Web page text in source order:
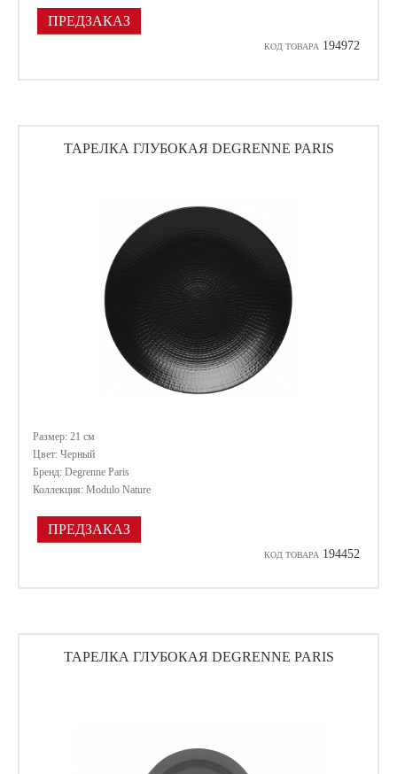
ПРЕДЗАКАЗ
КОД ТОВАРА 194972
ТАРЕЛКА ГЛУБОКАЯ DEGRENNE PARIS
Размер: 21 см
Цвет: Черный
Бренд: Degrenne Paris
Коллекция: Modulo Nature
ПРЕДЗАКАЗ
КОД ТОВАРА 194452
ТАРЕЛКА ГЛУБОКАЯ DEGRENNE PARIS